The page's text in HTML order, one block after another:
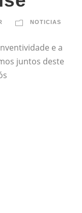
NOTICIAS
e a
juntos deste